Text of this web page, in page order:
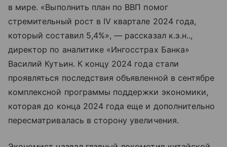
в мире. «Выполнить план по ВВП помог
стремительный рост в IV квартале 2024 года,
который составил 5,4%», — рассказал к.э.н..,
директор по аналитике «Ингосстрах Банка»
Василий Кутьин. К концу 2024 года стали
проявляться последствия объявленной в сентябре
комплексной программы поддержки экономики,
которая до конца 2024 года еще и дополнительно
пересматривалась в сторону увеличения.